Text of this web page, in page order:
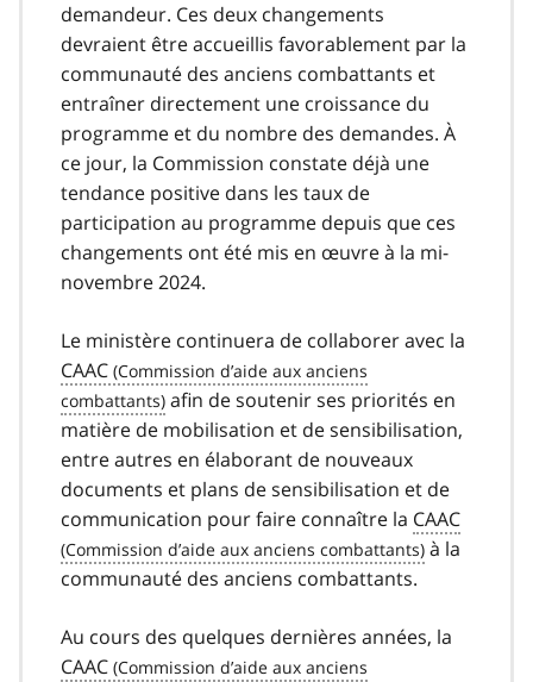
demandeur. Ces deux changements
devraient être accueillis favorablement par la
communauté des anciens combattants et
entraîner directement une croissance du
programme et du nombre des demandes. À
ce jour, la Commission constate déjà une
tendance positive dans les taux de
participation au programme depuis que ces
changements ont été mis en œuvre à la mi-
novembre 2024.
Le ministère continuera de collaborer avec la
CAAC
afin de soutenir ses priorités en
matière de mobilisation et de sensibilisation,
entre autres en élaborant de nouveaux
documents et plans de sensibilisation et de
communication pour faire connaître la CAAC
à la
communauté des anciens combattants.
Au cours des quelques dernières années, la
CAAC